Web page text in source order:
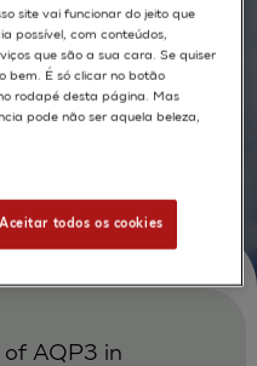
APLICAÇÕES
of AQP3 in
site vai funcionar do jeito que
possível, com conteúdos,
que são a sua cara. Se quiser
bem. É só clicar no botão
rodapé desta página. Mas
pode não ser aquela beleza,
Aceitar todos os cookies